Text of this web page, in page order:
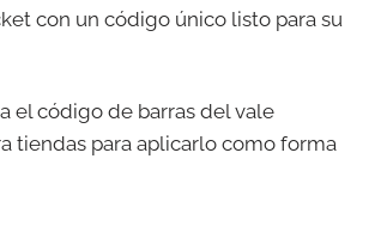
con un código único listo para su
el código de barras del vale
tiendas para aplicarlo como forma